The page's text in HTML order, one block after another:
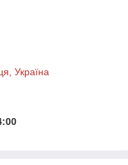
Україна